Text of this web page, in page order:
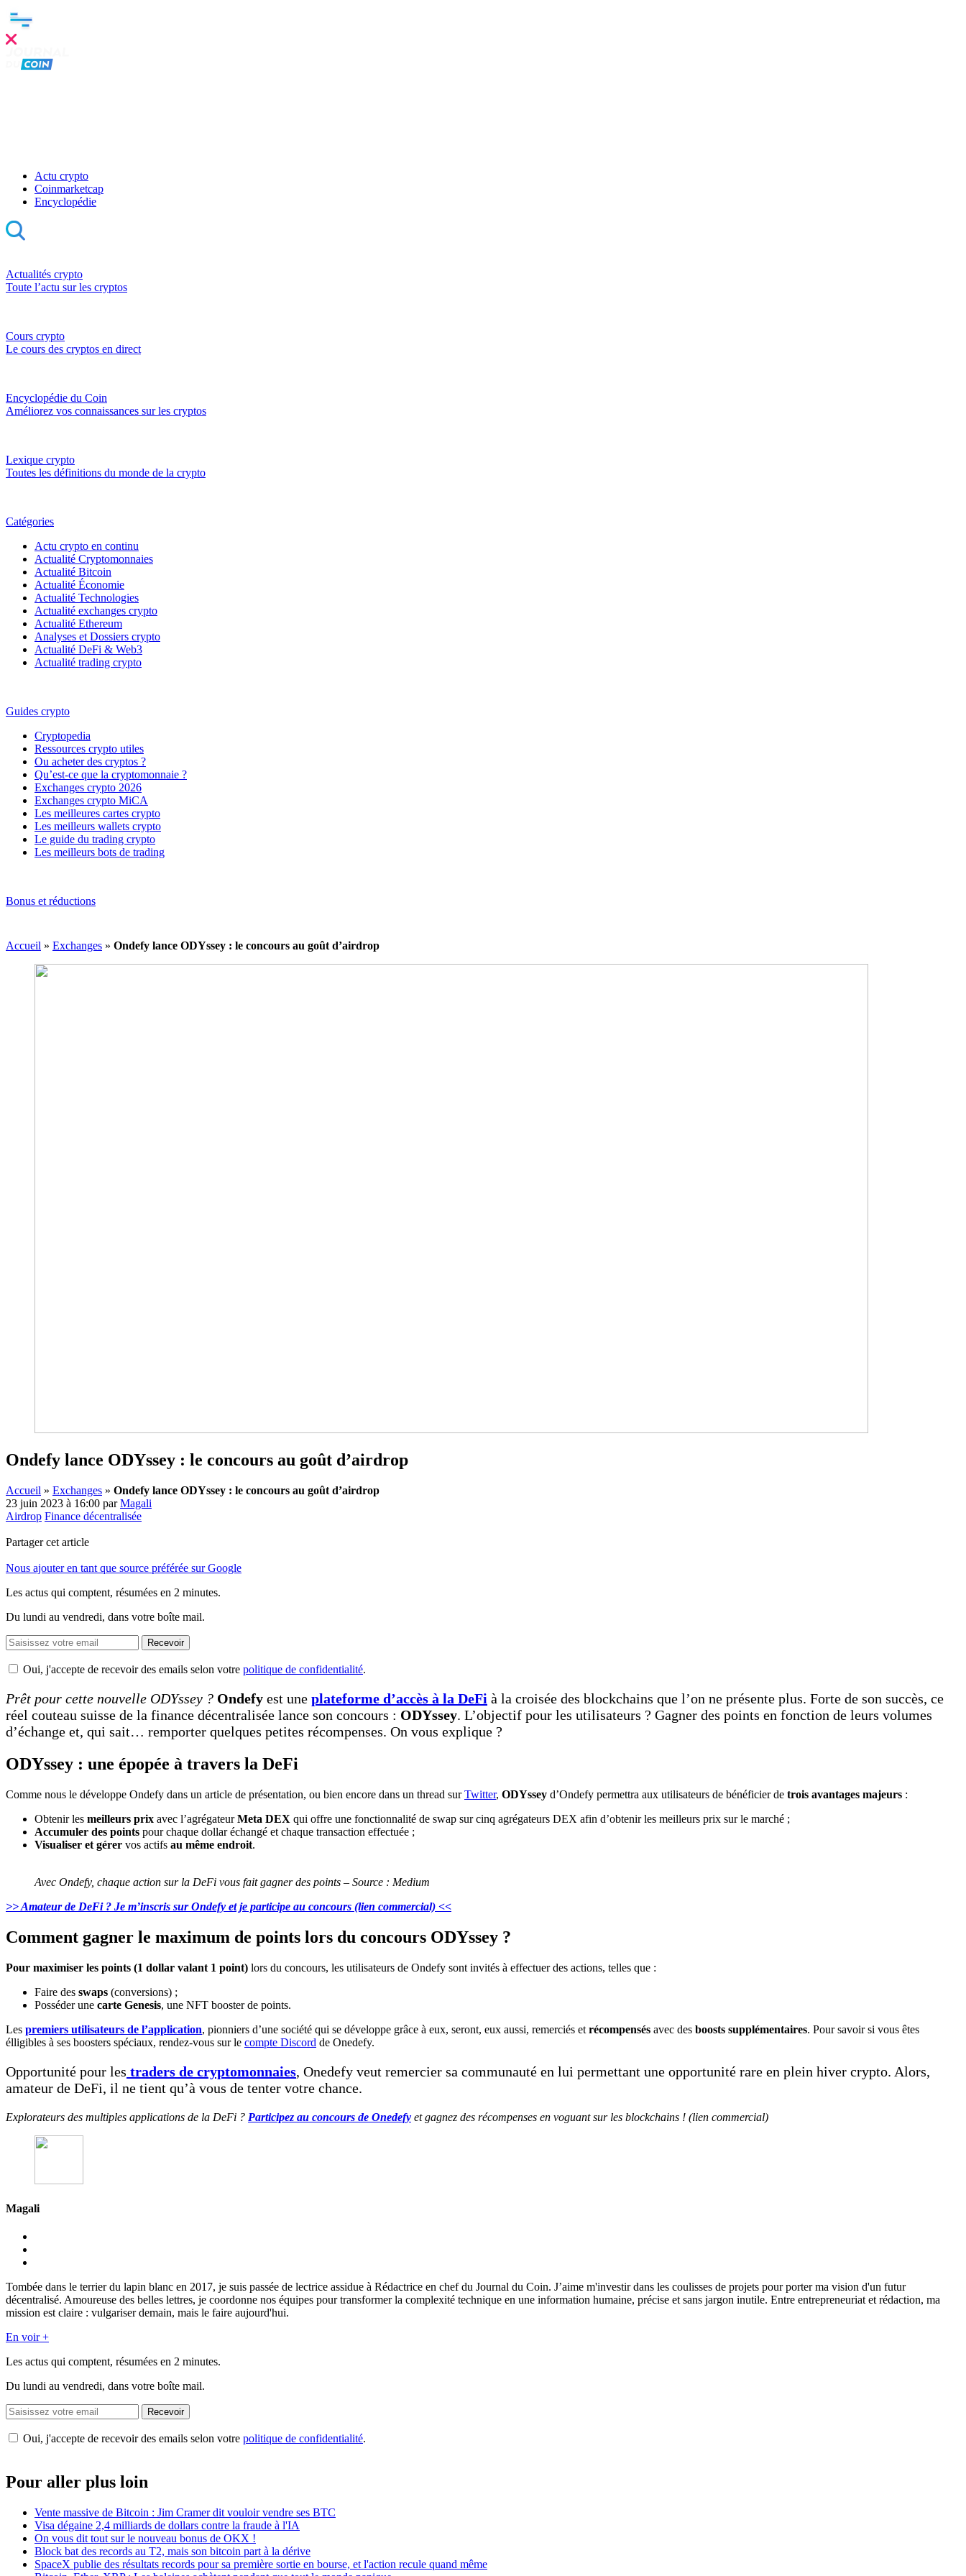
Actu crypto
Coinmarketcap
Encyclopédie
Actualités crypto
Toute l’actu sur les cryptos
Cours crypto
Le cours des cryptos en direct
Encyclopédie du Coin
Améliorez vos connaissances sur les cryptos
Lexique crypto
Toutes les définitions du monde de la crypto
Catégories
Actu crypto en continu
Actualité Cryptomonnaies
Actualité Bitcoin
Actualité Économie
Actualité Technologies
Actualité exchanges crypto
Actualité Ethereum
Analyses et Dossiers crypto
Actualité DeFi & Web3
Actualité trading crypto
Guides crypto
Cryptopedia
Ressources crypto utiles
Ou acheter des cryptos ?
Qu’est-ce que la cryptomonnaie ?
Exchanges crypto 2026
Exchanges crypto MiCA
Les meilleures cartes crypto
Les meilleurs wallets crypto
Le guide du trading crypto
Les meilleurs bots de trading
Bonus et réductions
Accueil » Exchanges » Ondefy lance ODYssey : le concours au goût d’airdrop
Ondefy lance ODYssey : le concours au goût d’airdrop
Accueil » Exchanges » Ondefy lance ODYssey : le concours au goût d’airdrop
23 juin 2023 à 16:00 parMagali
Airdrop Finance décentralisée
Partager cet article
Nous ajouter en tant que source préférée sur Google
Les actus qui comptent, résumées en 2 minutes.
Du lundi au vendredi, dans votre boîte mail.
Recevoir
Oui, j'accepte de recevoir des emails selon votre politique de confidentialité.
Prêt pour cette nouvelle ODYssey ? Ondefy est une plateforme d’accès à la DeFi à la croisée des blockchains que l’on ne présente plus. Forte de son succès, ce
réel couteau suisse de la finance décentralisée lance son concours : ODYssey. L’objectif pour les utilisateurs ? Gagner des points en fonction de leurs volumes
d’échange et, qui sait… remporter quelques petites récompenses. On vous explique ?
ODYssey : une épopée à travers la DeFi
Comme nous le développe Ondefy dans un article de présentation, ou bien encore dans un thread surTwitter, ODYssey d’Ondefy permettra aux utilisateurs de bénéficier de trois avantages majeurs :
Obtenir les meilleurs prix avec l’agrégateurMeta DEX qui offre une fonctionnalité de swap sur cinq agrégateurs DEX afin d’obtenir les meilleurs prix sur le marché ;
Accumuler des points pour chaque dollar échangé et chaque transaction effectuée ;
Visualiser et gérer vos actifs au même endroit.
Avec Ondefy, chaque action sur la DeFi vous fait gagner des points – Source : Medium
>> Amateur de DeFi ? Je m’inscris sur Ondefy et je participe au concours (lien commercial) <<
Comment gagner le maximum de points lors du concours ODYssey ?
Pour maximiser les points (1 dollar valant 1 point) lors du concours, les utilisateurs de Ondefy sont invités à effectuer des actions, telles que :
Faire des swaps (conversions) ;
Posséder une carte Genesis, une NFT booster de points.
Les premiers utilisateurs de l’application, pionniers d’une société qui se développe grâce à eux, seront, eux aussi, remerciés et récompensés avec des boosts supplémentaires. Pour savoir si vous êtes
élligibles à ses boosters spéciaux, rendez-vous sur le compte Discord de Onedefy.
Opportunité pour les traders de cryptomonnaies, Onedefy veut remercier sa communauté en lui permettant une opportunité rare en plein hiver crypto. Alors,
amateur de DeFi, il ne tient qu’à vous de tenter votre chance.
Explorateurs des multiples applications de la DeFi ? Participez au concours de Onedefy et gagnez des récompenses en voguant sur les blockchains ! (lien commercial)
Magali
Tombée dans le terrier du lapin blanc en 2017, je suis passée de lectrice assidue à Rédactrice en chef du Journal du Coin. J’aime m'investir dans les coulisses de projets pour porter ma vision d'un futur
décentralisé. Amoureuse des belles lettres, je coordonne nos équipes pour transformer la complexité technique en une information humaine, précise et sans jargon inutile. Entre entrepreneuriat et rédaction, ma
mission est claire : vulgariser demain, mais le faire aujourd'hui.
En voir +
Les actus qui comptent, résumées en 2 minutes.
Du lundi au vendredi, dans votre boîte mail.
Recevoir
Oui, j'accepte de recevoir des emails selon votre politique de confidentialité.
Pour aller plus loin
Vente massive de Bitcoin : Jim Cramer dit vouloir vendre ses BTC
Visa dégaine 2,4 milliards de dollars contre la fraude à l'IA
On vous dit tout sur le nouveau bonus de OKX !
Block bat des records au T2, mais son bitcoin part à la dérive
SpaceX publie des résultats records pour sa première sortie en bourse, et l'action recule quand même